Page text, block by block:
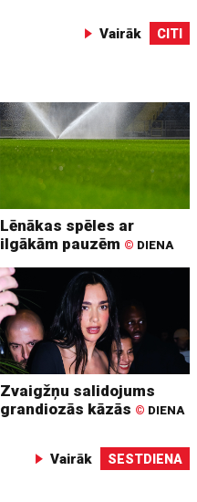
Vairāk CITI
Lēnākas spēles ar
ilgākām pauzēm © DIENA
Zvaigžņu salidojums
grandiozās kāzās © DIENA
Vairāk SESTDIENA